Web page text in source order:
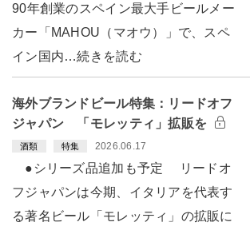
90年創業のスペイン最大手ビールメー
カー「MAHOU（マオウ）」で、スペ
イン国内…続きを読む
海外ブランドビール特集：リードオフ
ジャパン 「モレッティ」拡販を
酒類 特集 2026.06.17
●シリーズ品追加も予定 リードオ
フジャパンは今期、イタリアを代表す
る著名ビール「モレッティ」の拡販に